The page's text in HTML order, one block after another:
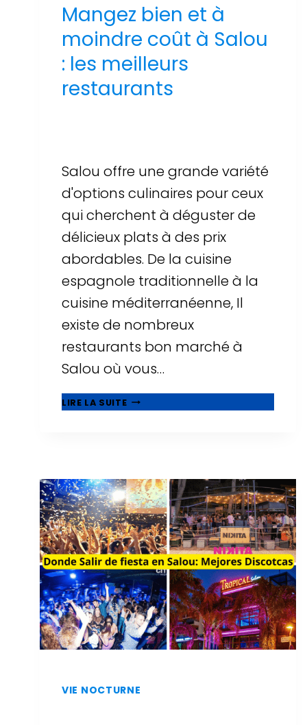
Mangez bien et à
moindre coût à Salou
: les meilleurs
restaurants
Salou offre une grande variété
d'options culinaires pour ceux
qui cherchent à déguster de
délicieux plats à des prix
abordables. De la cuisine
espagnole traditionnelle à la
cuisine méditerranéenne, Il
existe de nombreux
restaurants bon marché à
Salou où vous…
LIRE LA SUITEMANGEZ
BIEN
À
SALOU
:
LES
MEILLEURS
RESTAURANTS
VIE NOCTURNE